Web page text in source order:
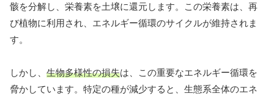
骸を分解し、栄養素を土壌に還元します。この栄養素は、再
び植物に利用され、エネルギー循環のサイクルが維持されま
す。
しかし、 生物多様性の損失は、この重要なエネルギー循環を
脅かしています。特定の種が減少すると、生態系全体のエネ